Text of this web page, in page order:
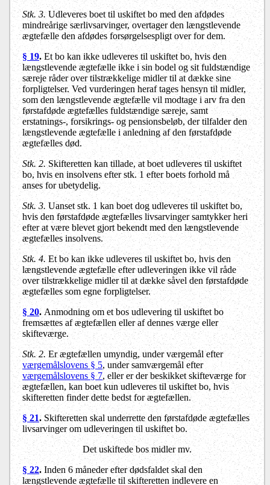
Stk. 3. Udleveres boet til uskiftet bo med den afdødes
mindreårige særlivsarvinger, overtager den længstlevende
ægtefælle den afdødes forsørgelsespligt over for dem.
§ 19.Et bo kan ikke udleveres til uskiftet bo, hvis den
længstlevende ægtefælle ikke i sin bodel og sit fuldstændige
særeje råder over tilstrækkelige midler til at dække sine
forpligtelser. Ved vurderingen heraf tages hensyn til midler,
som den længstlevende ægtefælle vil modtage i arv fra den
førstafdøde ægtefælles fuldstændige særeje, samt
erstatnings-, forsikrings- og pensionsbeløb, der tilfalder den
længstlevende ægtefælle i anledning af den førstafdøde
ægtefælles død.
Stk. 2. Skifteretten kan tillade, at boet udleveres til uskiftet
bo, hvis en insolvens efter stk. 1 efter boets forhold må
anses for ubetydelig.
Stk. 3. Uanset stk. 1 kan boet dog udleveres til uskiftet bo,
hvis den førstafdøde ægtefælles livsarvinger samtykker heri
efter at være blevet gjort bekendt med den længstlevende
ægtefælles insolvens.
Stk. 4. Et bo kan ikke udleveres til uskiftet bo, hvis den
længstlevende ægtefælle efter udleveringen ikke vil råde
over tilstrækkelige midler til at dække såvel den førstafdøde
ægtefælles som egne forpligtelser.
§ 20. Anmodning om et bos udlevering til uskiftet bo
fremsættes af ægtefællen eller af dennes værge eller
skifteværge.
Stk. 2. Er ægtefællen umyndig, under værgemål efter
værgemålslovens § 5, under samværgemål efter
værgemålslovens § 7, eller er der beskikket skifteværge for
ægtefællen, kan boet kun udleveres til uskiftet bo, hvis
skifteretten finder dette bedst for ægtefællen.
§ 21. Skifteretten skal underrette den førstafdøde ægtefælles
livsarvinger om udleveringen til uskiftet bo.
Det uskiftede bos midler mv.
§ 22. Inden 6 måneder efter dødsfaldet skal den
længstlevende ægtefælle til skifteretten indlevere en